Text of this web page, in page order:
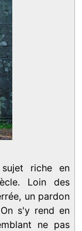
riche en
Loin des
un pardon
s'y rend en
ne pas